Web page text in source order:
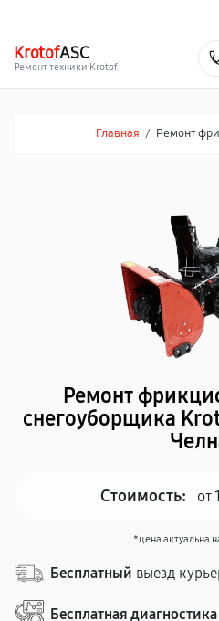
KrotofASC
Ремонт техники Krotof
Главная / Ремонт
Ремонт
снегоуборщика
Стоимость: от
*цена актуальна
Бесплатный выезд
Бесплатная диагностика